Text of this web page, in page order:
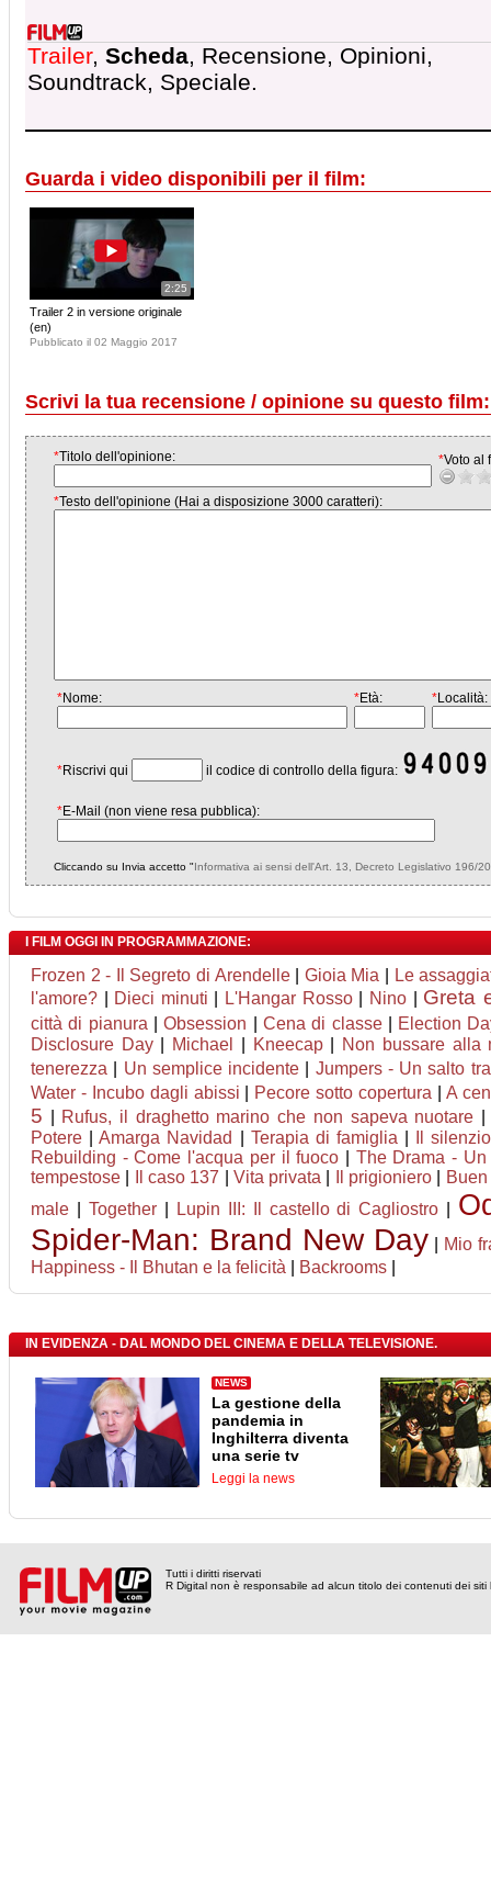
Trailer, Scheda, Recensione, Opinioni,
Soundtrack, Speciale.
Guarda i video disponibili per il film:
2:25
Trailer 2 in versione originale
(en)
Pubblicato il 02 Maggio 2017
Scrivi la tua recensione / opinione su questo
*Titolo dell'opinione: *Voto al
*Testo dell'opinione (Hai a disposizione 3000 caratteri):
*Nome: *Età: *Località:
*Riscrivi qui il codice di controllo della figura:
*E-Mail (non viene resa pubblica):
Cliccando su Invia accetto "Informativa ai sensi dell'Art. 13, Decreto Legislativo 196/
I FILM OGGI IN PROGRAMMAZIONE:
Frozen 2 - Il Segreto di Arendelle| Gioia Mia
Le
l'amore?
Dieci minuti L'Hangar Rosso| Nino| Greta
città di pianura |Obsession Cena di classe|
Election
Disclosure Day| Michael Kneecap|
Non bussare alla
tenerezza
Un semplice incidente
Jumpers - Un salto
Water - Incubo dagli abissi
Pecore sotto copertura A
5 Rufus, il draghetto marino che non sapeva nuotare
Potere |Amarga Navidad Terapia di famiglia
Il
Rebuilding - Come l'acqua per il fuoco
The Drama -
tempestose
Il caso 137 Vita privata Il prigioniero
male
Together| Lupin III: Il castello di Cagliostro
Spider-Man: Brand New Day
Mio
Happiness - Il Bhutan e la felicità
Backrooms
IN EVIDENZA - DAL MONDO DEL CINEMA E DELLA TELEVISIONE.
NEWS
La gestione della
pandemia in
Inghilterra diventa
una serie tv
Leggi la news
Tutti i diritti riservati
R Digital non è responsabile ad alcun titolo dei contenuti dei siti